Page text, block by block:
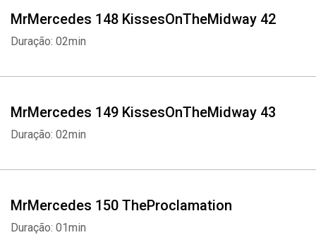
MrMercedes 148 KissesOnTheMidway 42
Duração: 02min
MrMercedes 149 KissesOnTheMidway 43
Duração: 02min
MrMercedes 150 TheProclamation
Duração: 01min